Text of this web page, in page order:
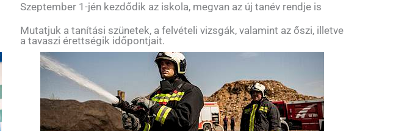
Szeptember 1-jén kezdődik az iskola, megvan az új tanév rendje is
Mutatjuk a tanítási szünetek, a felvételi vizsgák, valamint az őszi, illetve
a tavaszi érettségik időpontjait.